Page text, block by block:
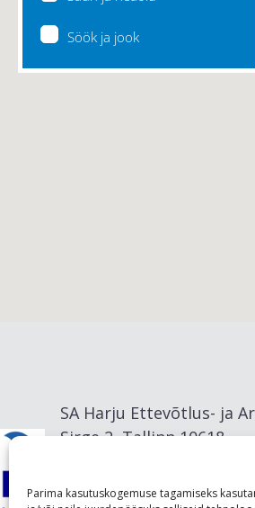
Parima kasutuskogemuse tagamiseks
Söök ja jook
SA Harju Ettevõtlus- ja
Sirge 2, Tallinn 10618